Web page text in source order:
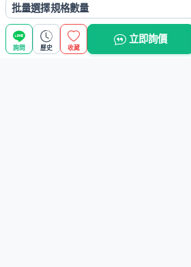
批量選擇規格數量
詢問 歷史 收藏
立即詢價